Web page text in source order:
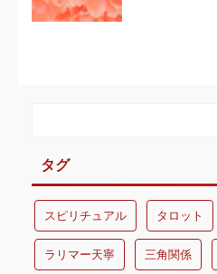
タグ
スピリチュアル タロット
ラリマー天寧 三角関係